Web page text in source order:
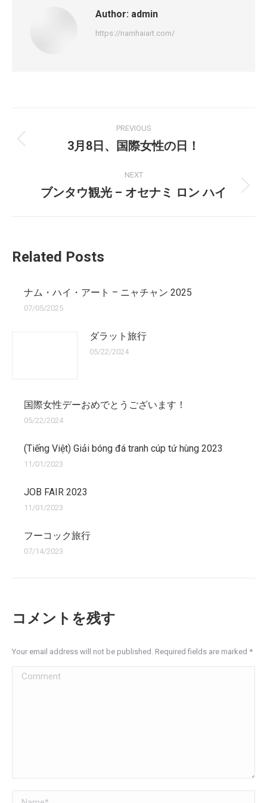
Author: admin
https://namhaiart.com/
navigation
PREVIOUS
Previous
3月8日、国際女性の日！
NEXT
Next
ブンタウ観光 – オセナミ ロン ハイ
Related Posts
ナム・ハイ・アート – ニャチャン 2025
07/05/2025
ダラット旅行
05/22/2024
国際女性デーおめでとうございます！
05/22/2024
(Tiếng Việt) Giải bóng đá tranh cúp tứ hùng 2023
11/01/2023
JOB FAIR 2023
11/01/2023
フーコック旅行
07/14/2023
コメントを残す
Your email address will not be published. Required fields are marked *
Comment
Name *